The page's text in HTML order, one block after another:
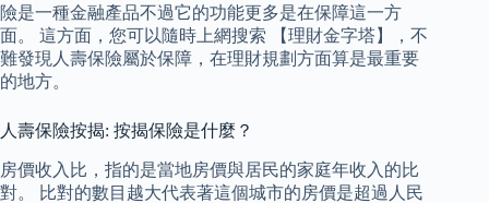
險是一種金融產品不過它的功能更多是在保障這一方
面。 這方面，您可以隨時上網搜索 【理財金字塔】，不
難發現人壽保險屬於保障，在理財規劃方面算是最重要
的地方。
人壽保險按揭: 按揭保險是什麼？
房價收入比，指的是當地房價與居民的家庭年收入的比
對。 比對的數目越大代表著這個城市的房價是超過人民